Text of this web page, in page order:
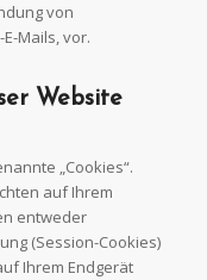
von
Mails, vor.
Website
„Cookies“.
auf Ihrem
entweder
(Session-Cookies)
Ihrem Endgerät